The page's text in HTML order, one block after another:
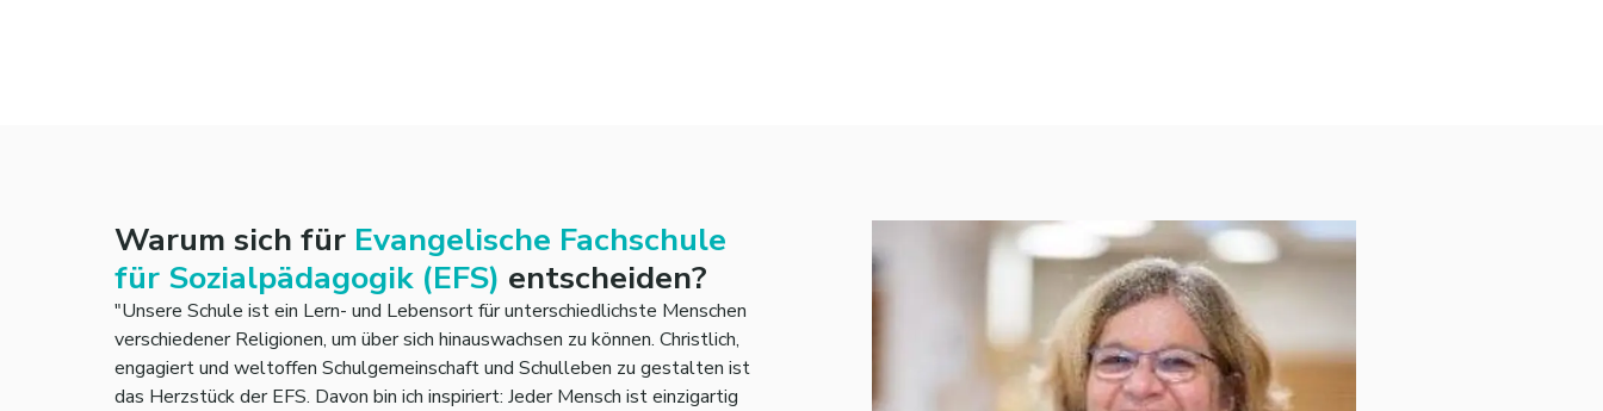
Warum sich für Evangelische Fachschule
für Sozialpädagogik (EFS) entscheiden?
"Unsere Schule ist ein Lern- und Lebensort für unterschiedlichste Menschen
verschiedener Religionen, um über sich hinauswachsen zu können. Christlich,
engagiert und weltoffen Schulgemeinschaft und Schulleben zu gestalten ist
das Herzstück der EFS. Davon bin ich inspiriert: Jeder Mensch ist einzigartig